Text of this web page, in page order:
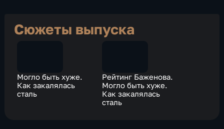
Сюжеты выпуска
Могло быть хуже.
Как закалялась
сталь
Рейтинг Баженова.
Могло быть хуже.
Как закалялась
сталь